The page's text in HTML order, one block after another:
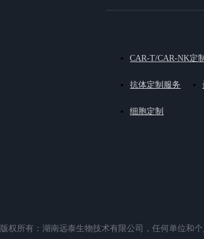
CAR-T/CAR-NK定制
抗体定制服务
细胞定制
版权所有：湖南远泰生物技术有限公司，任何单位和